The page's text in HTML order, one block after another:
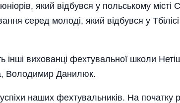
який відбувся у польському місті
серед молоді, який відбувся у Тбілісі
інші вихованці фехтувальної школи
Володимир Данилюк.
наших фехтувальників. На початку